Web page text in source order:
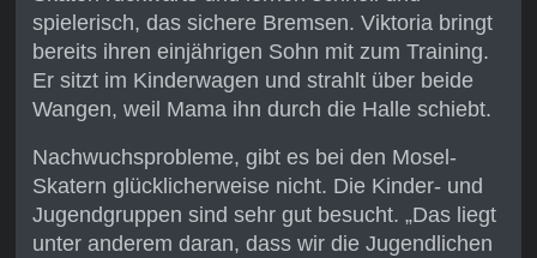
spielerisch, das sichere Bremsen. Viktoria bringt
bereits ihren einjährigen Sohn mit zum Training.
Er sitzt im Kinderwagen und strahlt über beide
Wangen, weil Mama ihn durch die Halle schiebt.
Nachwuchsprobleme, gibt es bei den Mosel-
Skatern glücklicherweise nicht. Die Kinder- und
Jugendgruppen sind sehr gut besucht. „Das liegt
unter anderem daran, dass wir die Jugendlichen